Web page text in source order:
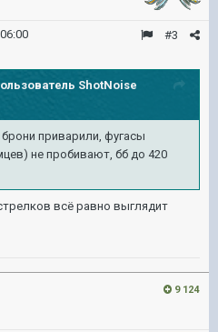
#3
ShotNoise
приварили, фугасы
не пробивают, бб до 420
всё равно выглядит
9 124